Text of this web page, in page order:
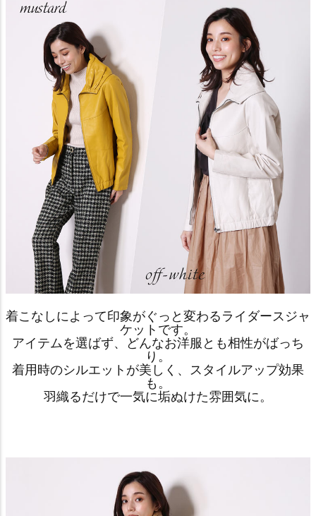
着こなしによって印象がぐっと変わるライダースジャ
ケットです。
アイテムを選ばず、どんなお洋服とも相性がばっち
り。
着用時のシルエットが美しく、スタイルアップ効果
も。
羽織るだけで一気に垢ぬけた雰囲気に。